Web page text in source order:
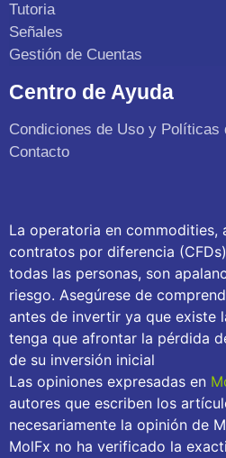
Tutoria
Señales
Gestión de Cuentas
Centro de Ayuda
Condiciones de Uso y Políticas
Contacto
La operatoria en commodities,
contratos por diferencia
todas las personas, son
riesgo. Asegúrese de
antes de invertir ya que existe
tenga que afrontar la pérdida
de su inversión inicial
Las opiniones expresadas en
autores que escriben los
necesariamente la opinión de
MolFx no ha verificado la